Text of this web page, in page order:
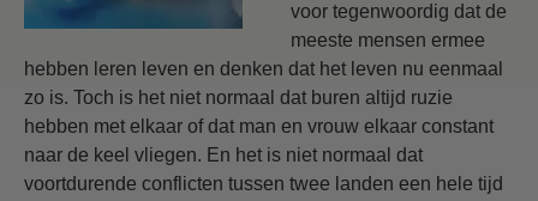
voor tegenwoordig dat de
meeste mensen ermee
hebben leren leven en denken dat het leven nu eenmaal
zo is. Toch is het niet normaal dat buren altijd ruzie
hebben met elkaar of dat man en vrouw elkaar constant
naar de keel vliegen. En het is niet normaal dat
voortdurende conflicten tussen twee landen een hele tijd